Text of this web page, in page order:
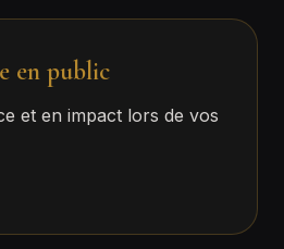
en public
et en impact lors de vos